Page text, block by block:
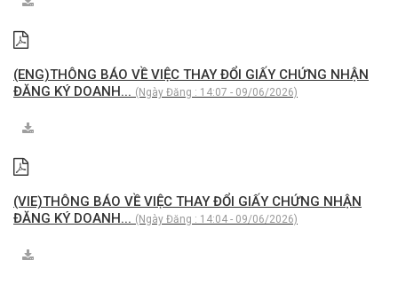
(ENG)THÔNG BÁO VỀ VIỆC THAY ĐỔI GIẤY CHỨNG NHẬN
ĐĂNG KÝ DOANH... (Ngày Đăng : 14:07 - 09/06/2026)
(VIE)THÔNG BÁO VỀ VIỆC THAY ĐỔI GIẤY CHỨNG NHẬN
ĐĂNG KÝ DOANH... (Ngày Đăng : 14:04 - 09/06/2026)